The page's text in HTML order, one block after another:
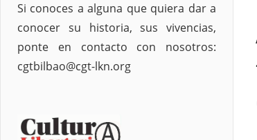
Si conoces a alguna que quiera dar a
conocer su historia, sus vivencias,
ponte en contacto con nosotros:
cgtbilbao@cgt-lkn.org